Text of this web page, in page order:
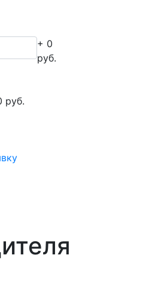
+ 0
руб.
руб.